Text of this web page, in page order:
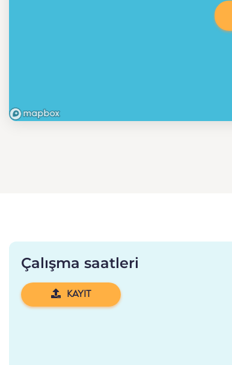
Çalışma saatleri
KAYIT